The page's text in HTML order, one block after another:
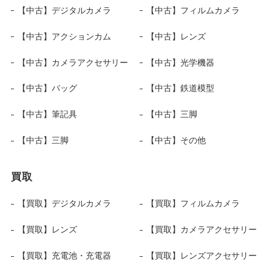
【中古】デジタルカメラ 【中古】フィルムカメラ
【中古】アクションカム 【中古】レンズ
【中古】カメラアクセサリー 【中古】光学機器
【中古】バッグ 【中古】鉄道模型
【中古】筆記具 【中古】三脚
【中古】三脚 【中古】その他
買取
【買取】デジタルカメラ 【買取】フィルムカメラ
【買取】レンズ 【買取】カメラアクセサリー
【買取】充電池・充電器 【買取】レンズアクセサリー